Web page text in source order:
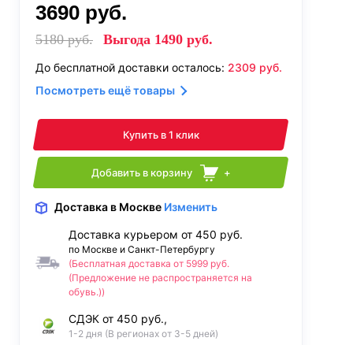
3690 руб.
5180руб. Выгода 1490 руб.
До бесплатной доставки осталось: 2309 руб.
Посмотреть ещё товары
Купить в 1 клик
Добавить в корзину +
Доставка в Москве Изменить
Доставка курьером от 450 руб.
по Москве и Санкт-Петербургу
(Бесплатная доставка от 5999 руб.
(Предложение не распространяется на
обувь.))
СДЭК от 450 руб.,
1-2 дня (В регионах от 3-5 дней)